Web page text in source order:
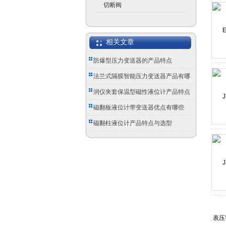
切断阀
相关文章
防爆型压力变送器的产品特点
法兰式隔膜智能压力变送器产品有哪
些优点?
润仪夹套保温型磁性液位计产品特点
磁翻板液位计带变送器优点有哪些
磁翻柱液位计产品特点与选型